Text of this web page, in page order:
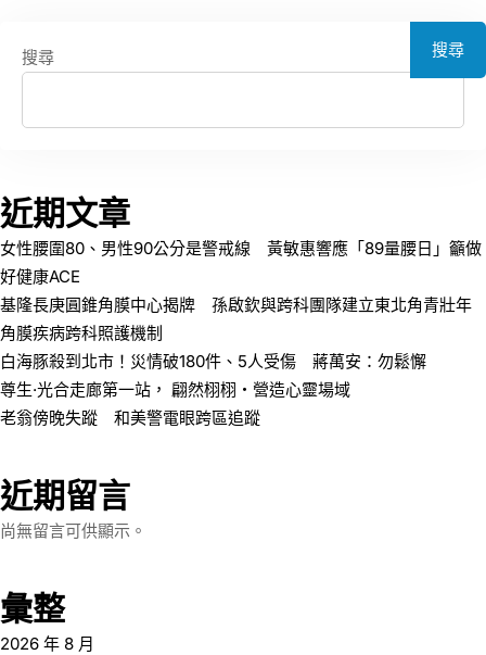
搜尋 搜尋
近期文章
女性腰圍80、男性90公分是警戒線 黃敏惠響應「89量腰日」籲做
好健康ACE
基隆長庚圓錐角膜中心揭牌 孫啟欽與跨科團隊建立東北角青壯年
角膜疾病跨科照護機制
白海豚殺到北市！災情破180件、5人受傷 蔣萬安：勿鬆懈
尊生·光合走廊第一站， 翩然栩栩・營造心靈場域
老翁傍晚失蹤 和美警電眼跨區追蹤
近期留言
尚無留言可供顯示。
彙整
2026 年 8 月